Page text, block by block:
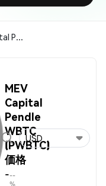
PWBTC (MEV Capital Pendle WBTC)
MEV
Capital
Pendle
WBTC
(PWBTC)
価格
---
%
USD